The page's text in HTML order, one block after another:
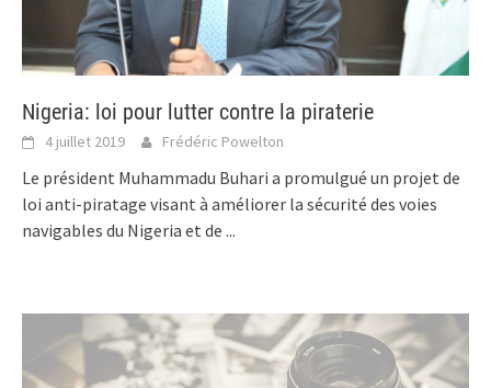
Nigeria: loi pour lutter contre la piraterie
4 juillet 2019 Frédéric Powelton
Le président Muhammadu Buhari a promulgué un projet de
loi anti-piratage visant à améliorer la sécurité des voies
navigables du Nigeria et de ...